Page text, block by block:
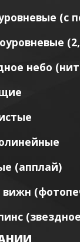
(с
небо
(апплай)